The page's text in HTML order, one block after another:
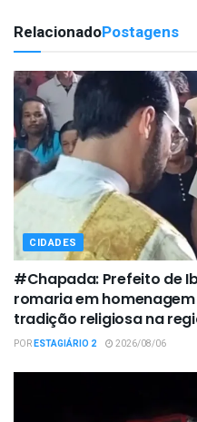
RelacionadoPostagens
CIDADES
#Chapada: Prefeito de
romaria em
tradição religiosa na
PORESTAGIÁRIO 2 2026/08/06